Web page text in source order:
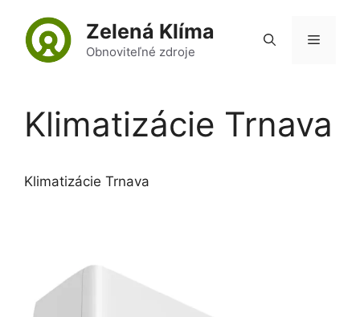
obsah
Zelená Klíma
Obnoviteľné zdroje
Menu
Klimatizácie Trnava
Klimatizácie Trnava